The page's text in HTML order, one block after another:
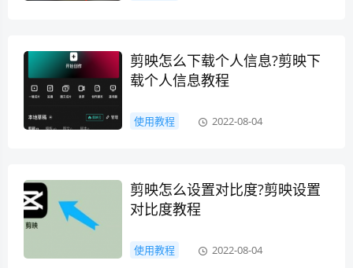
剪映怎么下载个人信息?剪映下
载个人信息教程
使用教程 2022-08-04
剪映怎么设置对比度?剪映设置
对比度教程
使用教程 2022-08-04